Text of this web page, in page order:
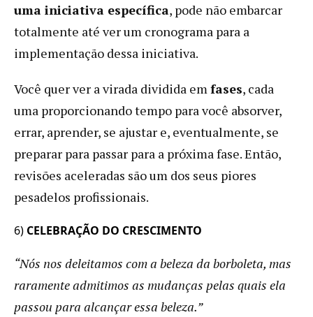
uma iniciativa específica, pode não embarcar
totalmente até ver um cronograma para a
implementação dessa iniciativa.
Você quer ver a virada dividida emfases, cada
uma proporcionando tempo para você absorver,
errar, aprender, se ajustar e, eventualmente, se
preparar para passar para a próxima fase. Então,
revisões aceleradas são um dos seus piores
pesadelos profissionais.
6) CELEBRAÇÃO DO CRESCIMENTO
“Nós nos deleitamos com a beleza da borboleta, mas
raramente admitimos as mudanças pelas quais ela
passou para alcançar essa beleza.”